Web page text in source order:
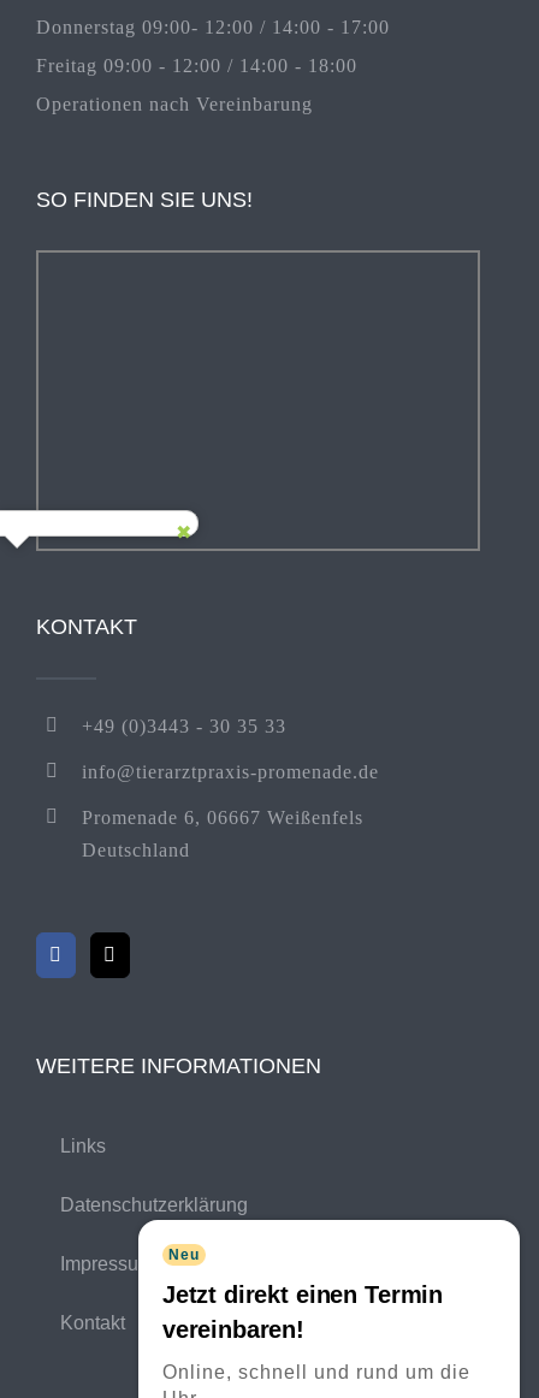
Neu
Jetzt direkt einen Termin
vereinbaren!
Online, schnell und rund um die
Donnerstag 09:00- 12:00 / 14:00 - 17:00
Freitag 09:00 - 12:00 / 14:00 - 18:00
Operationen nach Vereinbarung
SO FINDEN SIE UNS!
KONTAKT
+49 (0)3443 - 30 35 33
info@tierarztpraxis-promenade.de
Promenade 6, 06667 Weißenfels
Deutschland
WEITERE INFORMATIONEN
Links
Datenschutzerklärung
Impressum
Kontakt